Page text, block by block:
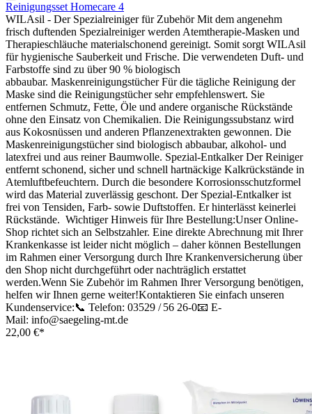
Reinigungsset Homecare 4
WILAsil - Der Spezialreiniger für Zubehör Mit dem angenehm
frisch duftenden Spezialrei­niger werden Atemtherapie-Masken und
Thera­pieschläuche materialschonend gereinigt. Somit sorgt WILAsil
für hygienische Sauberkeit und Frische. Die verwendeten Duft- und
Farbstoffe sind zu über 90 % biologisch
abbaubar. Maskenreinigungstücher Für die tägliche Reinigung der
Maske sind die Rei­nigungstücher sehr empfehlenswert. Sie
entfernen Schmutz, Fette, Öle und andere organische Rück­stände
ohne den Einsatz von Chemikalien. Die Reinigungssubstanz wird
aus Kokosnüssen und anderen Pflanzenextrakten gewonnen. Die
Mas­kenreinigungstücher sind biologisch abbaubar, alkohol- und
latexfrei und aus reiner Baumwolle. Spezial-Entkalker Der Reiniger
entfernt schonend, sicher und schnell hartnäckige Kalkrückstände in
Atemluftbefeuch­tern. Durch die besondere Korrosionsschutzfor­mel
wird das Material zuverlässig geschont. Der Spezial-Entkalker ist
frei von Tensiden, Farb- sowie Duftstoffen. Er hinterlässt keinerlei
Rückstände. Wichtiger Hinweis für Ihre Bestellung:Unser Online-
Shop richtet sich an Selbstzahler. Eine direkte Abrechnung mit Ihrer
Krankenkasse ist leider nicht möglich – daher können Bestellungen
im Rahmen einer Versorgung durch Ihre Krankenversicherung über
den Shop nicht durchgeführt oder nachträglich erstattet
werden.Wenn Sie Zubehör im Rahmen Ihrer Versorgung benötigen,
helfen wir Ihnen gerne weiter!Kontaktieren Sie einfach unseren
Kundenservice:📞 Telefon: 03529 / 56 26-0📧 E-
Mail: info@saegeling-mt.de
22,00 €*